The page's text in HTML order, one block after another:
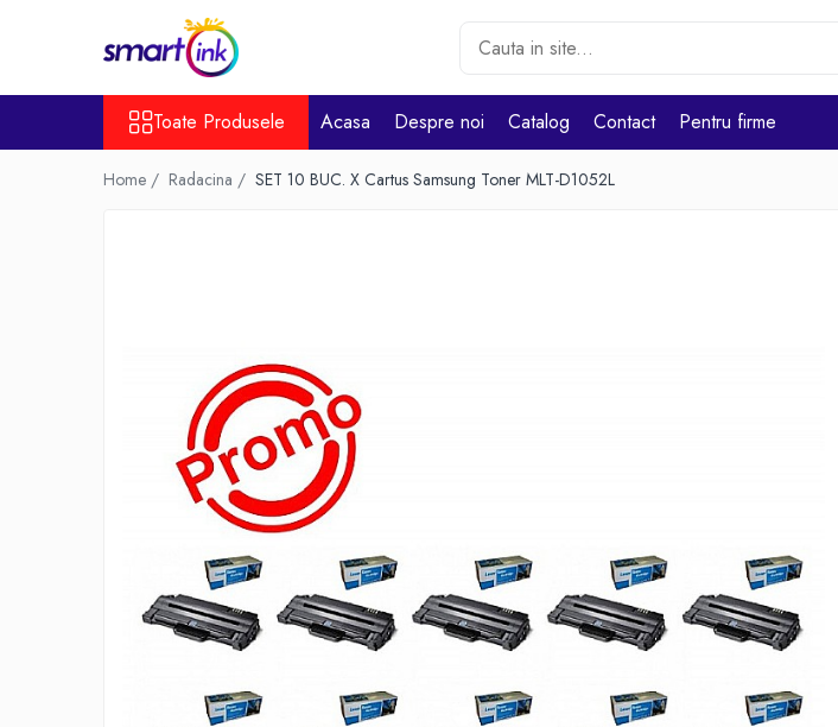
Toate Produsele Acasa Despre noi Catalog Contact Pentru firme
Home / Radacina / SET 10 BUC. X Cartus Samsung Toner MLT-D1052L